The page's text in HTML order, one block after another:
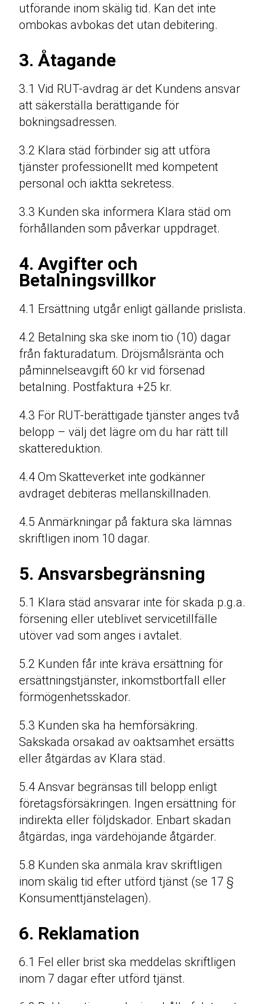
utförande inom skälig tid. Kan det inte
ombokas avbokas det utan debitering.
3. Åtagande
3.1 Vid RUT-avdrag är det Kundens ansvar
att säkerställa berättigande för
bokningsadressen.
3.2 Klara städ förbinder sig att utföra
tjänster professionellt med kompetent
personal och iaktta sekretess.
3.3 Kunden ska informera Klara städ om
förhållanden som påverkar uppdraget.
4. Avgifter och
Betalningsvillkor
4.1 Ersättning utgår enligt gällande prislista.
4.2 Betalning ska ske inom tio (10) dagar
från fakturadatum. Dröjsmålsränta och
påminnelseavgift 60 kr vid försenad
betalning. Postfaktura +25 kr.
4.3 För RUT-berättigade tjänster anges två
belopp – välj det lägre om du har rätt till
skattereduktion.
4.4 Om Skatteverket inte godkänner
avdraget debiteras mellanskillnaden.
4.5 Anmärkningar på faktura ska lämnas
skriftligen inom 10 dagar.
5. Ansvarsbegränsning
5.1 Klara städ ansvarar inte för skada p.g.a.
försening eller uteblivet servicetillfälle
utöver vad som anges i avtalet.
5.2 Kunden får inte kräva ersättning för
ersättningstjänster, inkomstbortfall eller
förmögenhetsskador.
5.3 Kunden ska ha hemförsäkring.
Sakskada orsakad av oaktsamhet ersätts
eller åtgärdas av Klara städ.
5.4 Ansvar begränsas till belopp enligt
företagsförsäkringen. Ingen ersättning för
indirekta eller följdskador. Enbart skadan
åtgärdas, inga värdehöjande åtgärder.
5.8 Kunden ska anmäla krav skriftligen
inom skälig tid efter utförd tjänst (se 17 §
Konsumenttjänstelagen).
6. Reklamation
6.1 Fel eller brist ska meddelas skriftligen
inom 7 dagar efter utförd tjänst.